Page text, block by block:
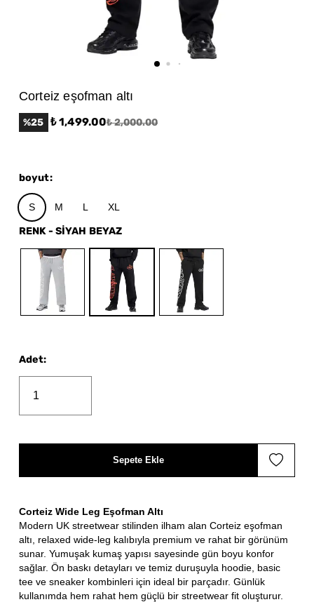
Corteiz eşofman altı
%25 ₺ 1,499.00₺ 2,000.00
Corteiz Wide Leg Eşofman Altı
Modern UK streetwear stilinden ilham alan Corteiz eşofman
altı, relaxed wide-leg kalıbıyla premium ve rahat bir görünüm
sunar. Yumuşak kumaş yapısı sayesinde gün boyu konfor
sağlar. Ön baskı detayları ve temiz duruşuyla hoodie, basic
tee ve sneaker kombinleri için ideal bir parçadır. Günlük
kullanımda hem rahat hem güçlü bir streetwear fit oluşturur.
boyut:
S M L XL
RENK- SİYAH BEYAZ
Adet:
Sepete Ekle